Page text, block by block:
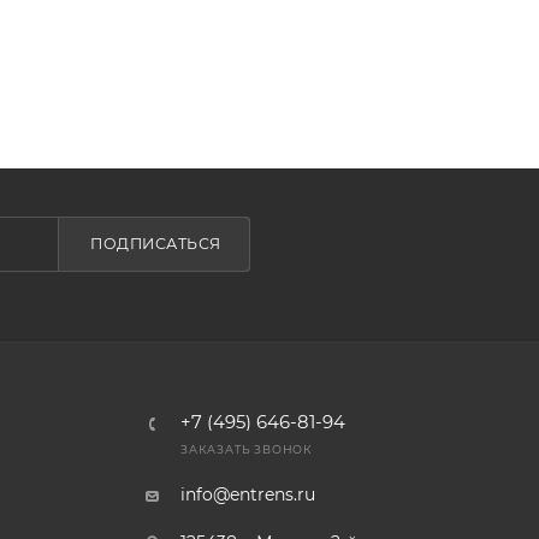
ПОДПИСАТЬСЯ
+7 (495) 646-81-94
ЗАКАЗАТЬ ЗВОНОК
info@entrens.ru